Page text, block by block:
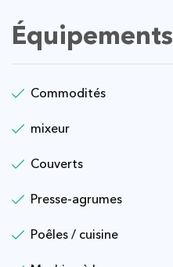
Équipements
Commodités
mixeur
Couverts
Presse-agrumes
Poêles / cuisine